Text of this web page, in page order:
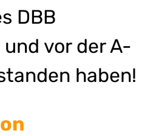
DBB
vor der A-
haben!